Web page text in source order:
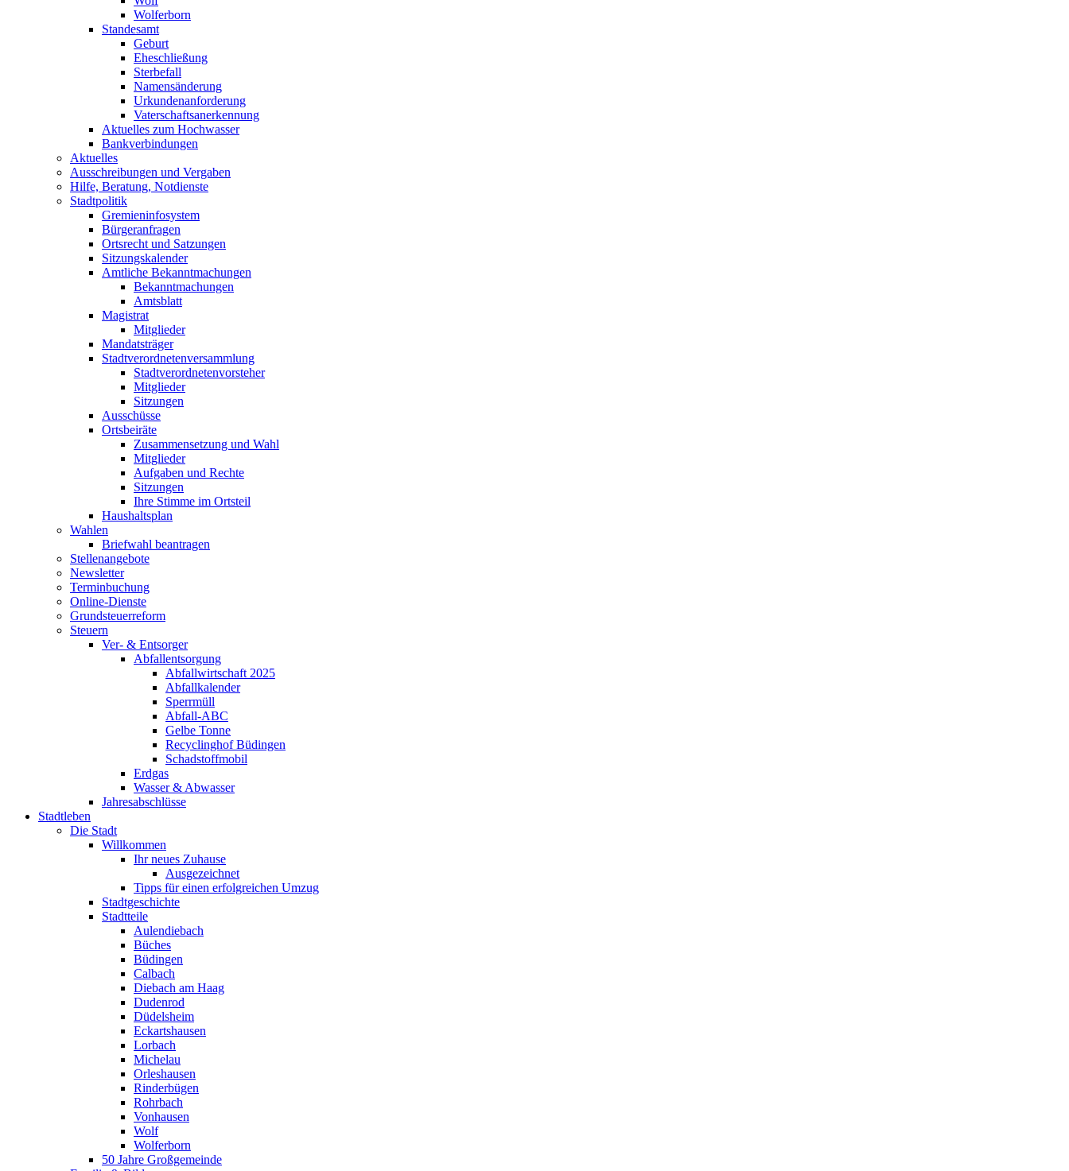
Wolferborn
Standesamt
Geburt
Eheschließung
Sterbefall
Namensänderung
Urkundenanforderung
Vaterschaftsanerkennung
Aktuelles zum Hochwasser
Bankverbindungen
Aktuelles
Ausschreibungen und Vergaben
Hilfe, Beratung, Notdienste
Stadtpolitik
Gremieninfosystem
Bürgeranfragen
Ortsrecht und Satzungen
Sitzungskalender
Amtliche Bekanntmachungen
Bekanntmachungen
Amtsblatt
Magistrat
Mitglieder
Mandatsträger
Stadtverordnetenversammlung
Stadtverordnetenvorsteher
Mitglieder
Sitzungen
Ausschüsse
Ortsbeiräte
Zusammensetzung und Wahl
Mitglieder
Aufgaben und Rechte
Sitzungen
Ihre Stimme im Ortsteil
Haushaltsplan
Wahlen
Briefwahl beantragen
Stellenangebote
Newsletter
Terminbuchung
Online-Dienste
Grundsteuerreform
Steuern
Ver- & Entsorger
Abfallentsorgung
Abfallwirtschaft 2025
Abfallkalender
Sperrmüll
Abfall-ABC
Gelbe Tonne
Recyclinghof Büdingen
Schadstoffmobil
Erdgas
Wasser & Abwasser
Jahresabschlüsse
Stadtleben
Die Stadt
Willkommen
Ihr neues Zuhause
Ausgezeichnet
Tipps für einen erfolgreichen Umzug
Stadtgeschichte
Stadtteile
Aulendiebach
Büches
Büdingen
Calbach
Diebach am Haag
Dudenrod
Düdelsheim
Eckartshausen
Lorbach
Michelau
Orleshausen
Rinderbügen
Rohrbach
Vonhausen
Wolf
Wolferborn
50 Jahre Großgemeinde